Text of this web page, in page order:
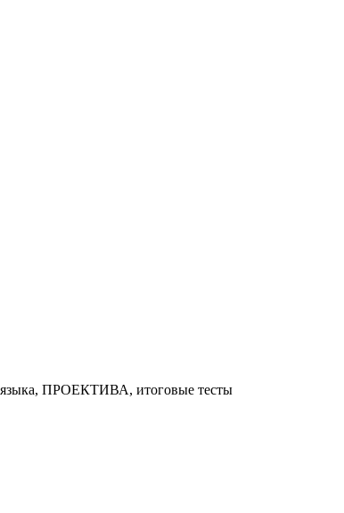
языка, ПРОЕКТИВА, итоговые тесты